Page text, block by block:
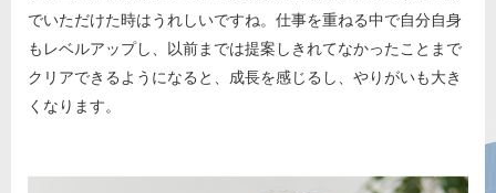
でいただけた時はうれしいですね。仕事を重ねる中で自分自身
もレベルアップし、以前までは提案しきれてなかったことまで
クリアできるようになると、成長を感じるし、やりがいも大き
くなります。